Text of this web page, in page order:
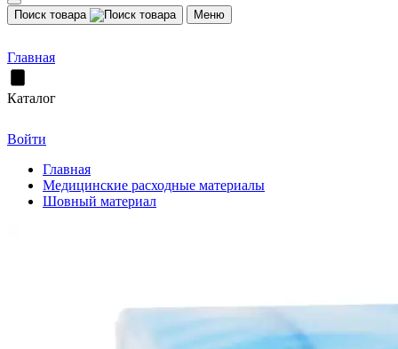
Поиск товара Меню
Главная
Каталог
Войти
Главная
Медицинские расходные материалы
Шовный материал